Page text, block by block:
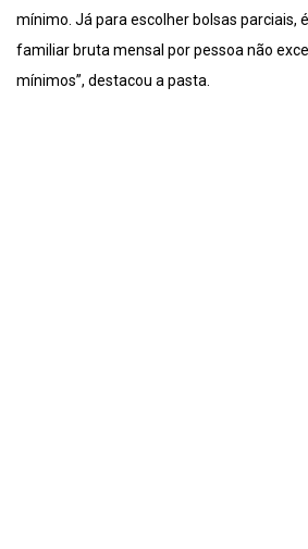
mínimo. Já para escolher bolsas parciais,
familiar bruta mensal por pessoa não
mínimos”, destacou a pasta.